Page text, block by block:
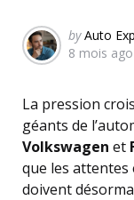
Posted
by
by Auto
8 mois ago
La pression
géants de
Volkswagen et
que les attentes
doivent